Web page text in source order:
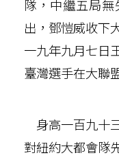
隊，中繼五局
出，鄧愷威收下
一九年九月七日
臺灣選手在大聯
身高一百九十
對紐約大都會隊